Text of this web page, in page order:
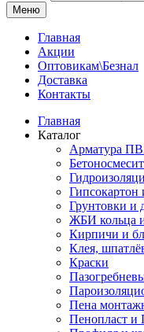
Меню
Главная
Акции
Оптовикам\Безнал
Доставка
Контакты
Главная
Каталог
Арматура
Гипсокартон
Грунтовки и
ЖБИ кольца
Кирпичи и
Клея,
Краски
Пена
Пенопласт и